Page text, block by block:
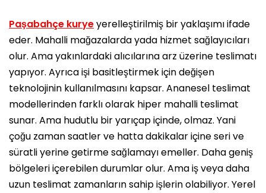
Paşabahçe kuryeyerelleştirilmiş bir yaklaşımı ifade
eder. Mahalli mağazalarda yada hizmet sağlayıcıları
olur. Ama yakınlardaki alıcılarına arz üzerine teslimatı
yapıyor. Ayrıca işi basitleştirmek için değişen
teknolojinin kullanılmasını kapsar. Ananesel teslimat
modellerinden farklı olarak hiper mahalli teslimat
sunar. Ama hudutlu bir yarıçap içinde, olmaz. Yani
çoğu zaman saatler ve hatta dakikalar içine seri ve
süratli yerine getirme sağlamayı emeller. Daha geniş
bölgeleri içerebilen durumlar olur. Ama iş veya daha
uzun teslimat zamanların sahip işlerin olabiliyor. Yerel